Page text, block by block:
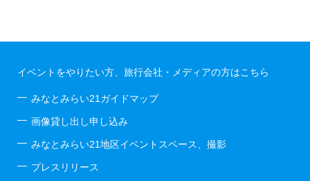
イベントをやりたい方、旅行会社・メディアの方はこちら
みなとみらい21ガイドマップ
画像貸し出し申し込み
みなとみらい21地区イベントスペース、撮影
プレスリリース